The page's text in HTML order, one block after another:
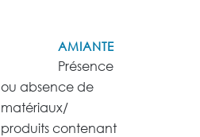
AMIANTE
Présence
ou absence de
matériaux/
produits contenant